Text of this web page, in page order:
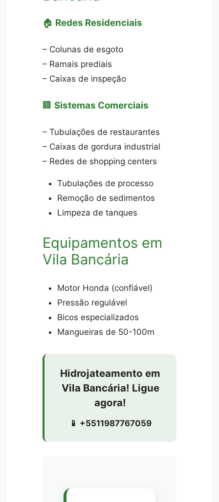
🏠 Redes Residenciais
– Colunas de esgoto
– Ramais prediais
– Caixas de inspeção
🏢 Sistemas Comerciais
– Tubulações de restaurantes
– Caixas de gordura industrial
– Redes de shopping centers
Tubulações de processo
Remoção de sedimentos
Limpeza de tanques
Equipamentos em
Vila Bancária
Motor Honda (confiável)
Pressão regulável
Bicos especializados
Mangueiras de 50-100m
Hidrojateamento em
Vila Bancária! Ligue
agora!
📱 +5511987767059